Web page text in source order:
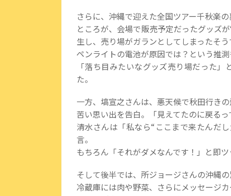
さらに、沖縄で迎えた全国ツアー千秋楽の
ところが、会場で販売予定だったグッズ
生し、売り場がガランとしてしまったそう
ペンライトの電池が原因では？という推測
「落ち目みたいなグッズ売り場だった
た。
一方、 塙宣之さんは、悪天候で秋田行き
苦い思い出を告白。「見えてたのに戻る
清水さんは「私なら“ここまで来たんだ
言。
もちろん「それがダメなんです！」と即ツ
そして後半では、 所ジョージさんの沖縄
冷蔵庫には肉や野菜、さらにメッセージ